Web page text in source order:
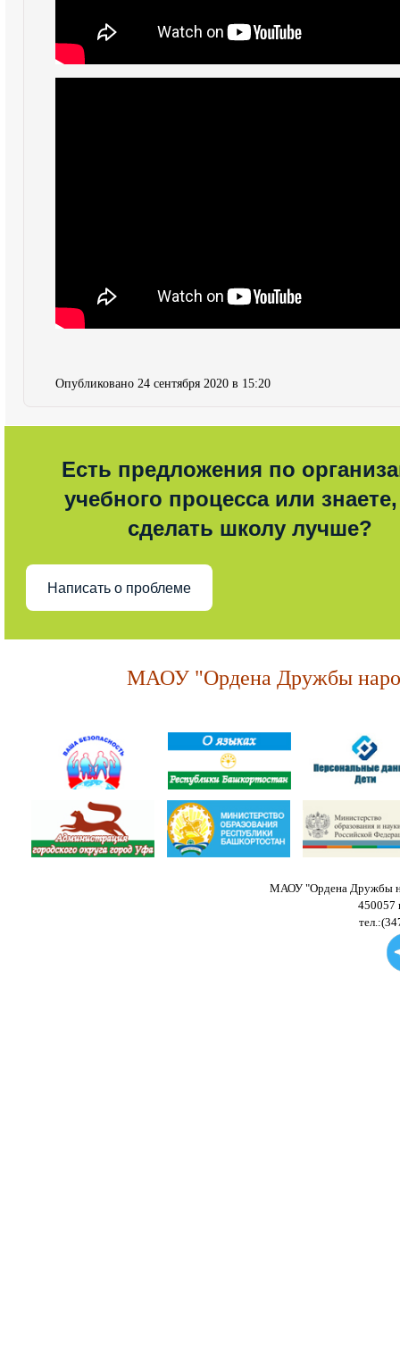
Опубликовано 24 сентября 2020 в 15:20
Есть предложения по
учебного процесса или знаете,
сделать школу лучше?
Написать о проблеме
МАОУ "Ордена Дружбы
МАОУ "Ордена Дружбы
450057